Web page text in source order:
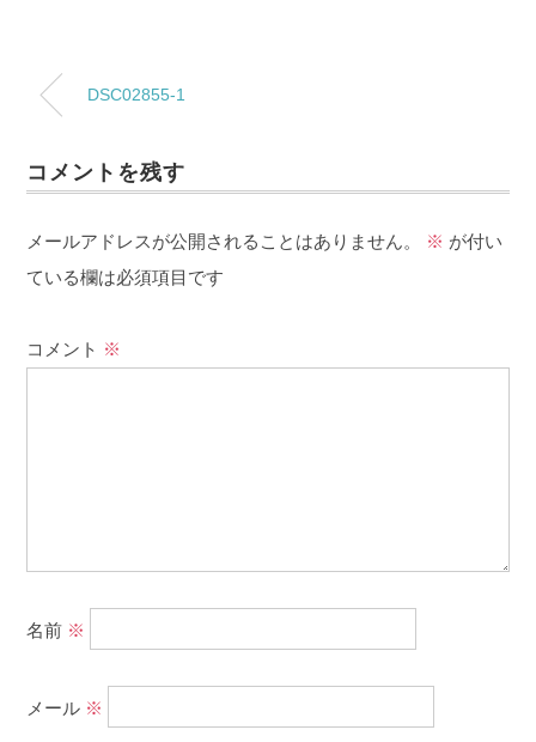
DSC02855-1
コメントを残す
メールアドレスが公開されることはありません。 ※ が付い
ている欄は必須項目です
コメント ※
名前 ※
メール ※